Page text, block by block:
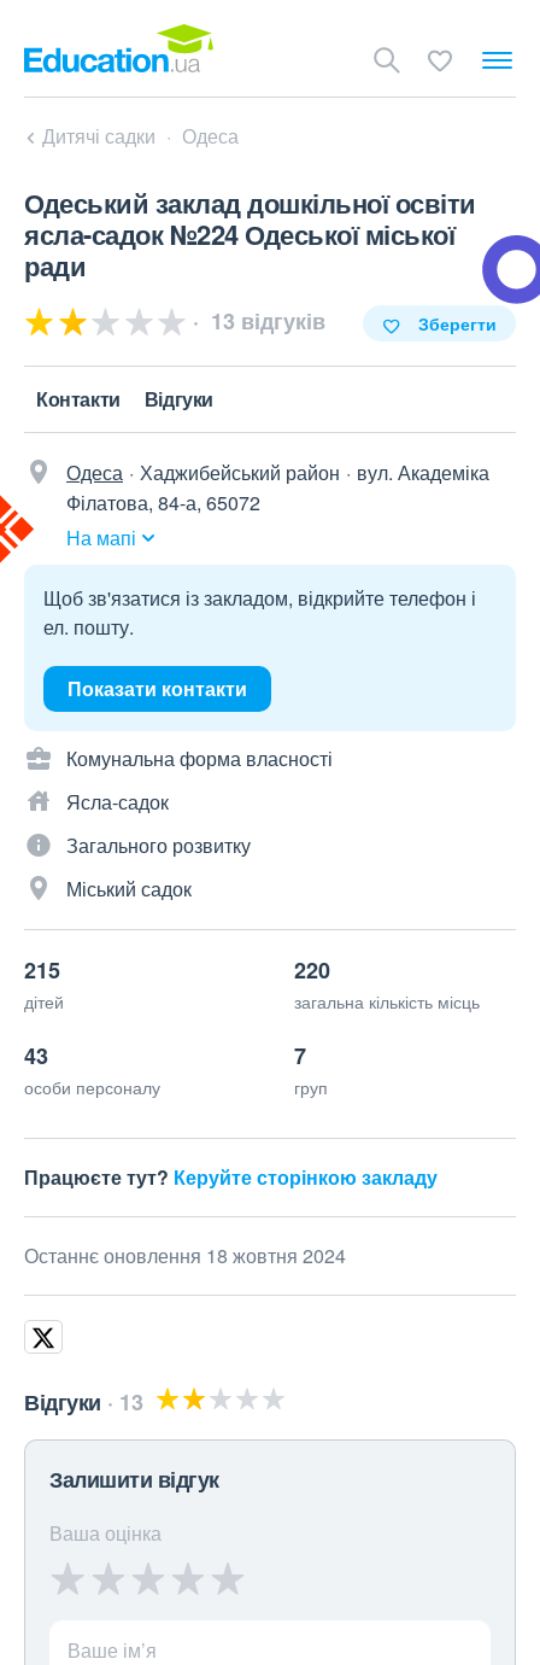
Дитячі садки Одеса
Одеський заклад дошкільної освіти
ясла-садок №224 Одеської міської
ради
13 відгуків Зберегти
Контакти Відгуки
Одеса Хаджибейський район
вул. Академіка
Філатова, 84-а, 65072
На мапі
Щоб зв'язатися із закладом, відкрийте телефон і
ел. пошту.
Показати контакти
Комунальна форма власності
Ясла-садок
Загального розвитку
Міський садок
215
дітей
220
загальна кількість місць
43
особи персоналу
7
груп
Працюєте тут? Керуйте сторінкою закладу
Останнє оновлення 18 жовтня 2024
Відгуки 13
Залишити відгук
Ваша оцінка
Ваше ім’я